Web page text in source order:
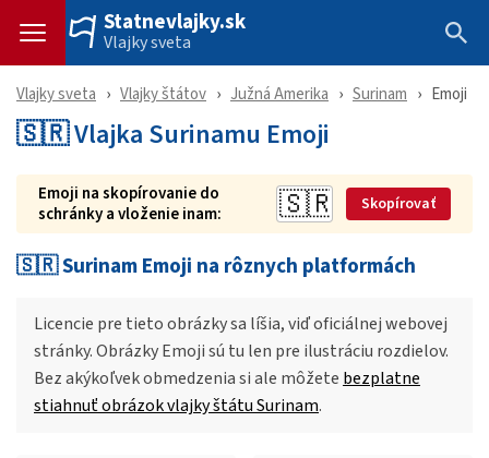
Statnevlajky.sk
Vlajky sveta
Vlajky sveta Vlajky štátov Južná Amerika Surinam Emoji
🇸🇷 Vlajka Surinamu Emoji
Emoji na skopírovanie do
schránky a vloženie inam:
Skopírovať
🇸🇷 Surinam Emoji na rôznych platformách
Licencie pre tieto obrázky sa líšia, viď oficiálnej webovej
stránky. Obrázky Emoji sú tu len pre ilustráciu rozdielov.
Bez akýkoľvek obmedzenia si ale môžete bezplatne
stiahnuť obrázok vlajky štátu Surinam.